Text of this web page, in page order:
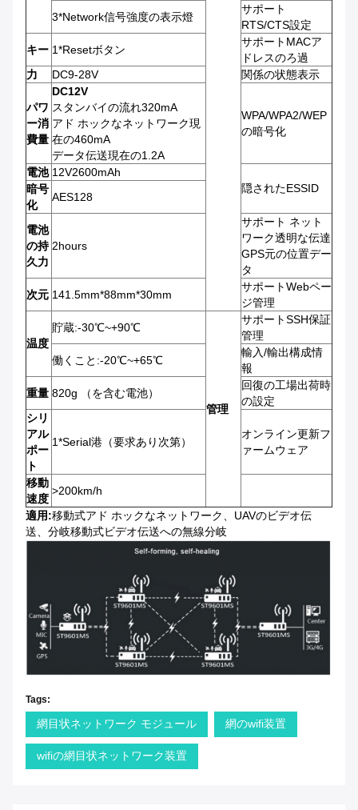
3*Network信号強度の表示燈
サポート
RTS/CTS設定
キー 1*Resetボタン
サポートMACア
ドレスのろ過
力
DC9-28V 関係の状態表示
パワ
ー消
費量
DC12V
スタンバイの流れ320mA
アド ホックなネットワーク現
在の460mA
データ伝送現在の1.2A
WPA/WPA2/WEP
の暗号化
電池 12V2600mAh
隠されたESSID
暗号
化
AES128
電池
の持
久力
2hours
サポート ネット
ワーク透明な伝達
GPS元の位置デー
タ
次元 141.5mm*88mm*30mm
サポートWebペー
ジ管理
温度
貯蔵:-30℃~+90℃
管理
サポートSSH保証
管理
働くこと:-20℃~+65℃
輸入/輸出構成情
報
重量 820g （を含む電池）
回復の工場出荷時
の設定
シリ
アル
ポー
ト
1*Serial港（要求あり次第）
オンライン更新フ
ァームウェア
移動
速度
>200km/h
適用:移動式アド ホックなネットワーク、UAVのビデオ伝
送、分岐移動式ビデオ伝送への無線分岐
Tags:
網目状ネットワーク モジュール 網のwifi装置
wifiの網目状ネットワーク装置